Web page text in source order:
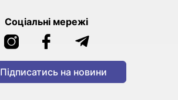
Соціальні мережі
Підписатись на новини